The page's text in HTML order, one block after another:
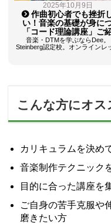
2025年10月9日
作曲初心者でも挫折
い！音楽の基礎が身に
「コード理論講座」ご
音楽・DTMを学ぶならDee。
Steinberg認定校。オンラインレ
こんな方にオス
カリキュラムを決め
音楽制作テクニック
目的に合った講座を
ご自身の苦手克服や
磨きたい方